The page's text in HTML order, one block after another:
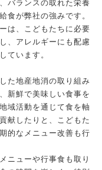
バランスの取れた栄養
食が弊社の強みです。
は、こどもたちに必要
、アレルギーにも配慮
ています。
た地産地消の取り組み
新鮮で美味しい食事を
域活動を通じて食を軸
献したりと、こどもた
的なメニュー改善も行
ニューや行事食も取り